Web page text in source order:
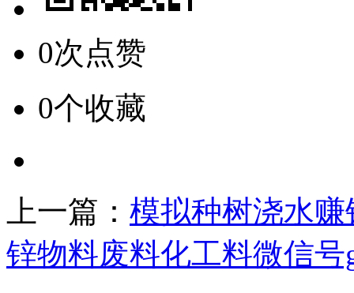
0次点赞
0个收藏
上一篇： 模拟种树浇水赚
锌物料废料化工料微信号